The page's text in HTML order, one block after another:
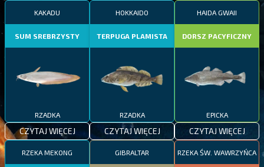
KAKADU
SUM SREBRZYSTY
RZADKA
CZYTAJ WIĘCEJ
HOKKAIDO
TERPUGA PLAMISTA
RZADKA
CZYTAJ WIĘCEJ
HAIDA GWAII
DORSZ PACYFICZNY
EPICKA
CZYTAJ WIĘCEJ
RZEKA MEKONG GIBRALTAR RZEKA ŚW. WAWRZYŃCA